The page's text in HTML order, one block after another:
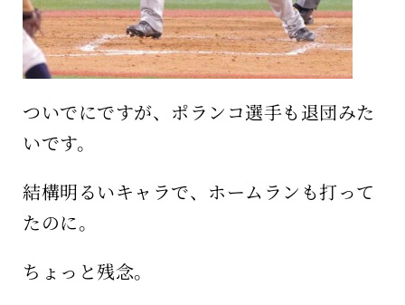
ついでにですが、ポランコ選手も退団みた
いです。
結構明るいキャラで、ホームランも打って
たのに。
ちょっと残念。